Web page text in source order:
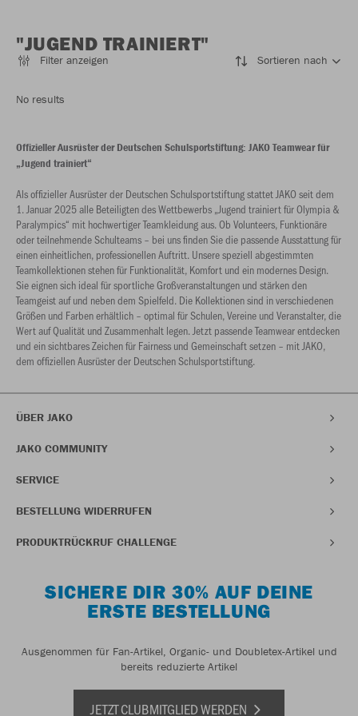
"JUGEND TRAINIERT"
Filter anzeigen Sortieren nach
No results
Offizieller Ausrüster der Deutschen Schulsportstiftung: JAKO Teamwear für
„Jugend trainiert“
Als offizieller Ausrüster der Deutschen Schulsportstiftung stattet JAKO seit dem
1. Januar 2025 alle Beteiligten des Wettbewerbs „Jugend trainiert für Olympia &
Paralympics“ mit hochwertiger Teamkleidung aus. Ob Volunteers, Funktionäre
oder teilnehmende Schulteams – bei uns finden Sie die passende Ausstattung für
einen einheitlichen, professionellen Auftritt. Unsere speziell abgestimmten
Teamkollektionen stehen für Funktionalität, Komfort und ein modernes Design.
Sie eignen sich ideal für sportliche Großveranstaltungen und stärken den
Teamgeist auf und neben dem Spielfeld. Die Kollektionen sind in verschiedenen
Größen und Farben erhältlich – optimal für Schulen, Vereine und Veranstalter, die
Wert auf Qualität und Zusammenhalt legen. Jetzt passende Teamwear entdecken
und ein sichtbares Zeichen für Fairness und Gemeinschaft setzen – mit JAKO,
dem offiziellen Ausrüster der Deutschen Schulsportstiftung.
ÜBER JAKO
JAKO COMMUNITY
SERVICE
BESTELLUNG WIDERRUFEN
PRODUKTRÜCKRUF CHALLENGE
SICHERE DIR 30% AUF DEINE
ERSTE BESTELLUNG
Ausgenommen für Fan-Artikel, Organic- und Doubletex-Artikel und
bereits reduzierte Artikel
JETZT CLUBMITGLIED WERDEN